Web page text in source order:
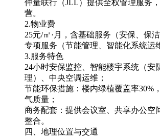
仲量联行（JLL）提供全权管理服务
营。
2.物业费
25元/㎡·月，含基础服务（安保、保
专项服务（节能管理、智能化系统运
3.服务特色
24小时安保监控、智能楼宇系统（安
理）、中央空调运维；
节能环保措施：楼内绿植覆盖率30%
气质量；
商务配套：提供会议室、共享办公空
整合。
四、地理位置与交通